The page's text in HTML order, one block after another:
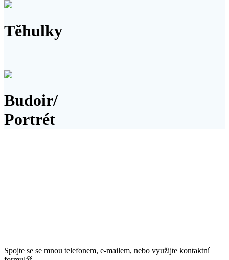
Galerie
Těhulky
Galerie
Budoir/
Portrét
Spojte se se mnou telefonem, e-mailem, nebo využijte kontaktní